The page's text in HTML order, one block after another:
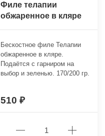
Филе телапии
обжаренное в кляре
Бескостное филе Телапии
обжаренное в кляре.
Подаётся с гарниром на
выбор и зеленью. 170/200 гр.
510